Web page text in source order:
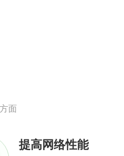
面
提高网络性能